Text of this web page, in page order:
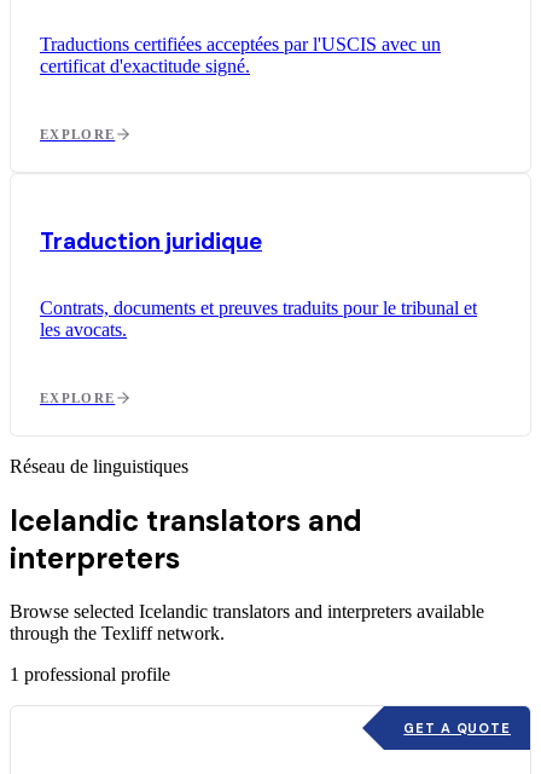
Traductions certifiées acceptées par l'USCIS avec un
certificat d'exactitude signé.
EXPLORE
Traduction juridique
Contrats, documents et preuves traduits pour le tribunal et
les avocats.
EXPLORE
Réseau de linguistiques
Icelandic translators and
interpreters
Browse selected Icelandic translators and interpreters available
through the Texliff network.
1 professional profile
GET A QUOTE